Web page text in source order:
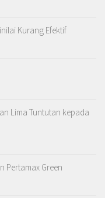
Kurang Efektif
Lima Tuntutan kepada
Pertamax Green